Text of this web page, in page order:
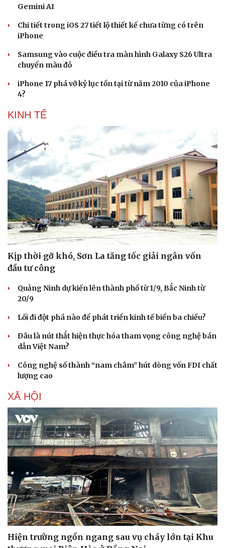
Thông tin doanh nghiệp
Doanh nghiệp 24h
Doanh nhân
Vì cộng đồng
Trải nghiệm
Gemini AI
Chi tiết trong iOS 27 tiết lộ thiết kế chưa từng có trên
iPhone
Samsung vào cuộc điều tra màn hình Galaxy S26 Ultra
chuyển màu đỏ
iPhone 17 phá vỡ kỷ lục tồn tại từ năm 2010 của iPhone
4?
KINH TẾ
Kịp thời gỡ khó, Sơn La tăng tốc giải ngân vốn
đầu tư công
Quảng Ninh dự kiến lên thành phố từ 1/9, Bắc Ninh từ
20/9
Lối đi đột phá nào để phát triển kinh tế biển ba chiều?
Đâu là nút thắt hiện thực hóa tham vọng công nghệ bán
dẫn Việt Nam?
Công nghệ số thành “nam châm” hút dòng vốn FDI chất
lượng cao
XÃ HỘI
Hiện trường ngổn ngang sau vụ cháy lớn tại Khu